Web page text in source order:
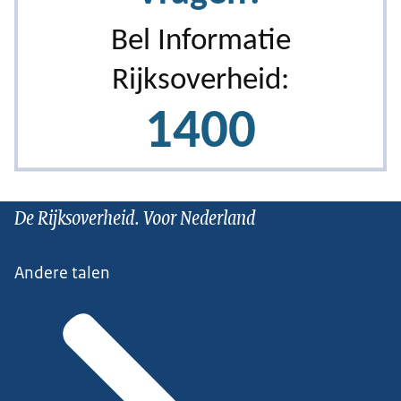
De Rijksoverheid. Voor Nederland
Andere talen